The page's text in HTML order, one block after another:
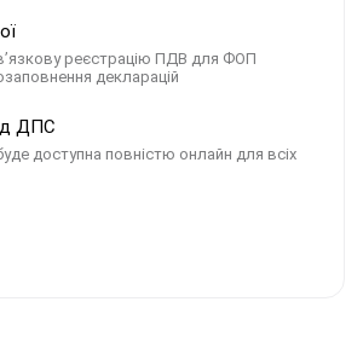
реєстрацію ПДВ для ФОП
декларацій
ДПС
доступна повністю онлайн для всіх